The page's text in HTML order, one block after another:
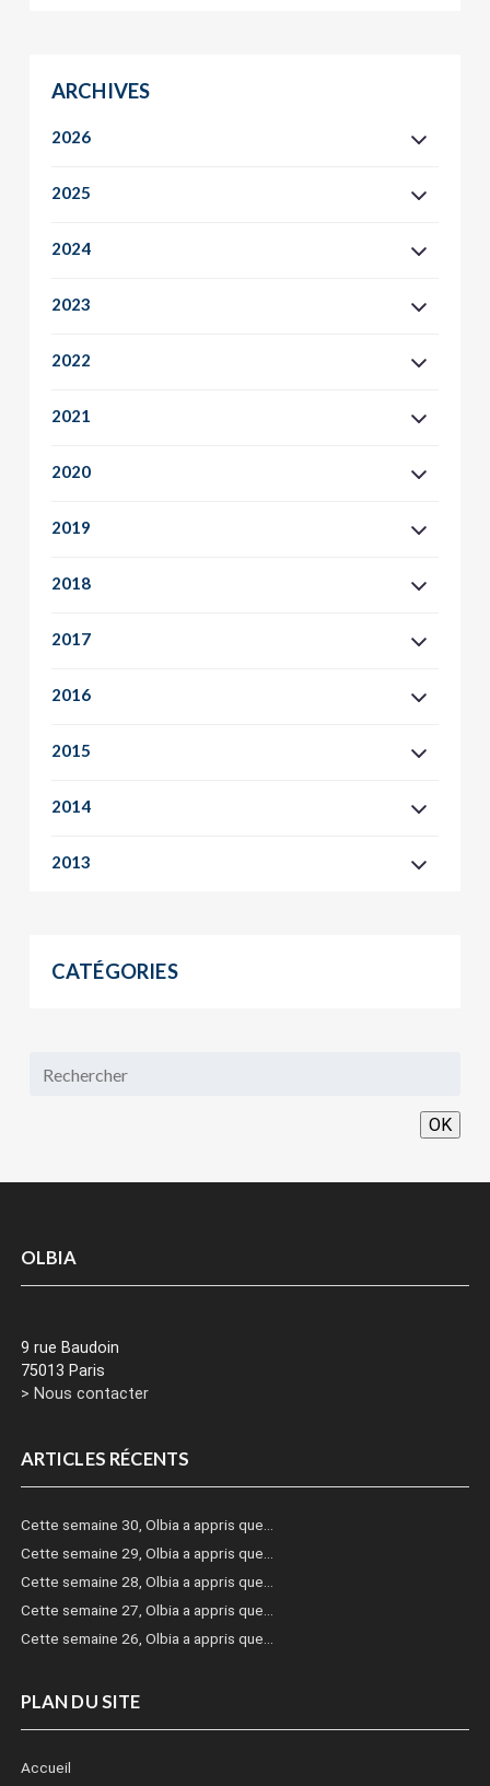
ARCHIVES
2026
2025
2024
2023
2022
2021
2020
2019
2018
2017
2016
2015
2014
2013
CATÉGORIES
OK
OLBIA
9 rue Baudoin
75013 Paris
> Nous contacter
ARTICLES RÉCENTS
Cette semaine 30, Olbia a appris que…
Cette semaine 29, Olbia a appris que…
Cette semaine 28, Olbia a appris que…
Cette semaine 27, Olbia a appris que…
Cette semaine 26, Olbia a appris que…
PLAN DU SITE
Accueil